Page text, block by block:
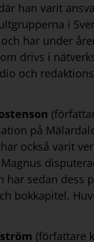
han varit
i
har under
drivs i
och
på
också varit
har sedan dess
bokkapitel.
(författare